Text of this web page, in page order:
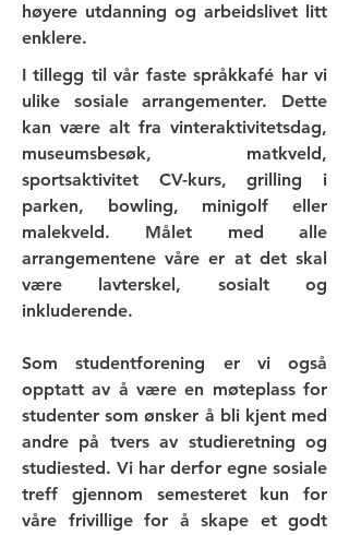
høyere utdanning og arbeidslivet litt
enklere.
I tillegg til vår faste språkkafé har vi
ulike sosiale arrangementer. Dette
kan være alt fra vinteraktivitetsdag,
museumsbesøk, matkveld,
sportsaktivitet CV-kurs, grilling i
parken, bowling, minigolf eller
malekveld. Målet med alle
arrangementene våre er at det skal
være lavterskel, sosialt og
inkluderende.
Som studentforening er vi også
opptatt av å være en møteplass for
studenter som ønsker å bli kjent med
andre på tvers av studieretning og
studiested. Vi har derfor egne sosiale
treff gjennom semesteret kun for
våre frivillige for å skape et godt